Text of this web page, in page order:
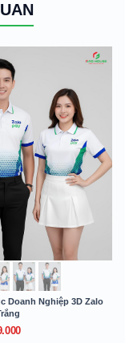
Doanh Nghiệp 3D Zalo